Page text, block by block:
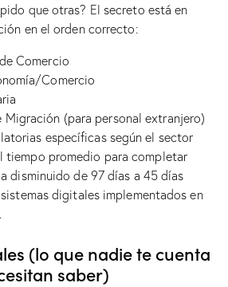
que otras? El secreto está en
en el orden correcto:
Comercio
Comercio
Migración (para personal extranjero)
específicas según el sector
tiempo promedio para completar
disminuido de 97 días a 45 días
digitales implementados en
(lo que nadie te cuenta
saber)